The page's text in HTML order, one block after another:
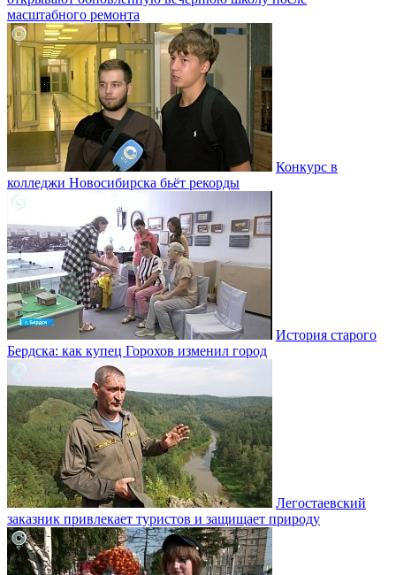
масштабного ремонта
Конкурс в
колледжи Новосибирска бьёт рекорды
История старого
Бердска: как купец Горохов изменил город
Легостаевский
заказник привлекает туристов и защищает природу